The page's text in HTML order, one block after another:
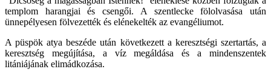
templom harangjai és csengői. A szentlecke fölolvasása után
ünnepélyesen fölvezették és elénekelték az evangéliumot.
A püspök atya beszéde után következett a keresztségi szertartás, a
keresztség megújítása, a víz megáldása és a mindenszentek
litániájának elimádkozása.